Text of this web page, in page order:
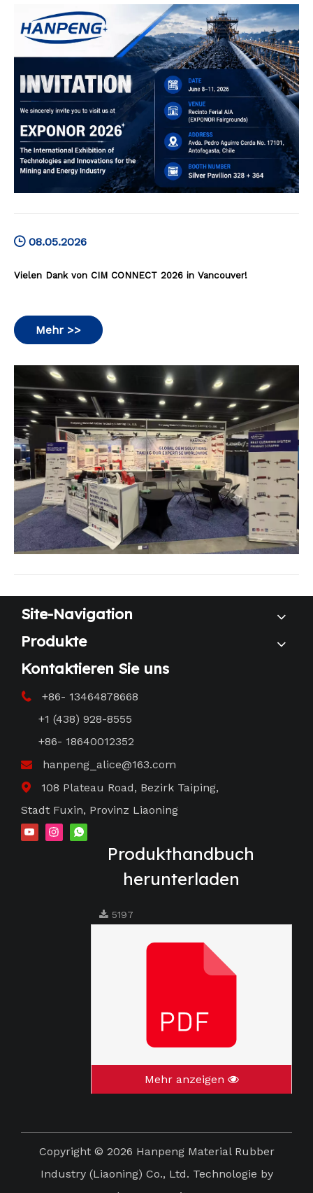
08.05.2026
Vielen Dank von CIM CONNECT 2026 in Vancouver!
Mehr >>
Site-Navigation
Produkte
Kontaktieren Sie uns

+86- 13464878668
+1 (438) 928-8555
+86- 18640012352
 hanpeng_alice@163.com

108 Plateau Road, Bezirk Taiping,
Stadt Fuxin, Provinz Liaoning
Produkthandbuch
herunterladen
5197
Mehr anzeigen
Copyright © 2026 Hanpeng Material Rubber
Industry (Liaoning) Co., Ltd. Technologie by